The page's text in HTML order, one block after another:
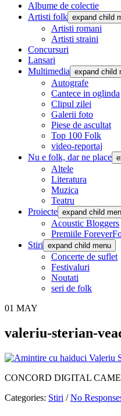
Albume de colectie
Artisti folk expand child
Artisti romani
Artisti straini
Concursuri
Lansari
Multimedia expand child
Autografe
Cantece in oglinda
Clipul zilei
Galerii foto
Piese de ascultat
Top 100 Folk
video-reportaj
Nu e folk, dar ne place
Altele
Literatura
Muzica
Teatru
Proiecte expand child
Acoustic Bloggers
Premiile
Stiri expand child menu
Concerte de suflet
Festivaluri
Noutati
seri de folk
01 MAY
valeriu-sterian-
CONCORD DIGITAL
Categories: Stiri / No